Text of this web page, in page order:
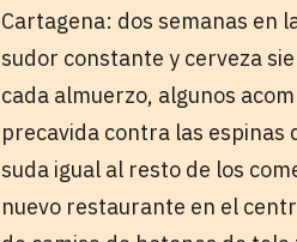
Cartagena: dos semanas en
sudor constante y cerveza
cada almuerzo, algunos
precavida contra las espinas
suda igual al resto de los
nuevo restaurante en el